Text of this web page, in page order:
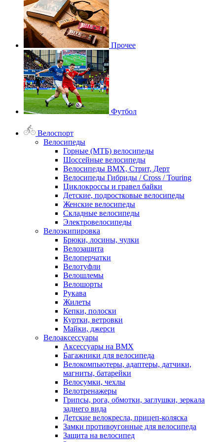
Прочее
Футбол
Велоспорт
Велосипеды
Горные (МТБ) велосипеды
Шоссейные велосипеды
Велосипеды BMX, Стрит, Дерт
Велосипеды Гибриды / Cross / Touring
Циклокроссы и гравел байки
Детские, подростковые велосипеды
Женские велосипеды
Складные велосипеды
Электровелосипеды
Велоэкипировка
Брюки, лосины, чулки
Велозащита
Велоперчатки
Велотуфли
Велошлемы
Велошорты
Рукава
Жилеты
Кепки, полоски
Куртки, ветровки
Майки, джерси
Велоаксессуары
Аксессуары на BMX
Багажники для велосипеда
Велокомпьютеры, адаптеры, датчики,
магниты, батарейки
Велосумки, чехлы
Велотренажеры
Грипсы, рога, обмотки, заглушки, зеркала
заднего вида
Детские велокресла, прицеп-коляска
Замки противоугонные для велосипеда
Защита на велосипед